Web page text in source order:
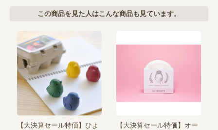
この商品を見た人はこんな商品も見ています。
【大決算セール特価】ひよ
【大決算セール特価】オー